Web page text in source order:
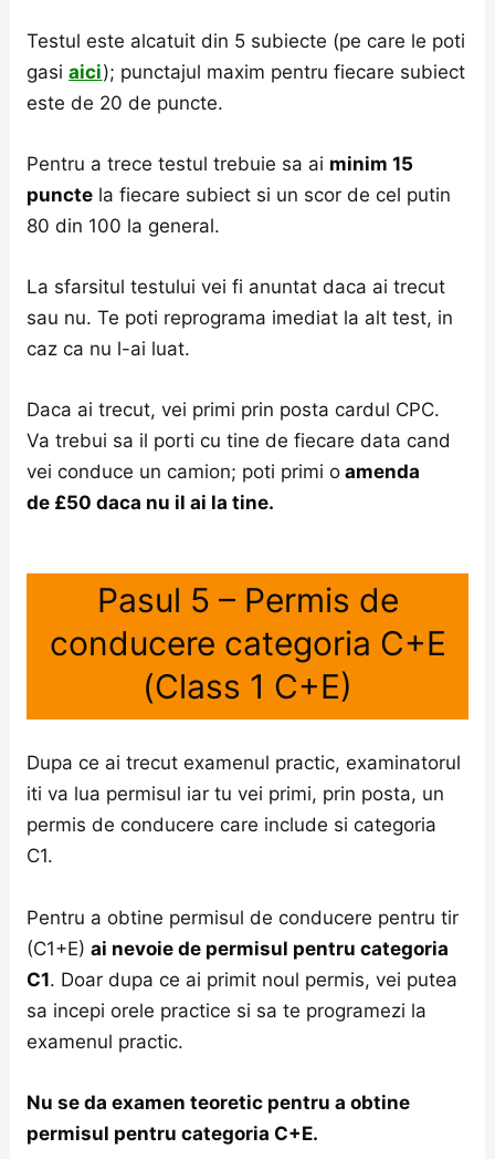
Testul este alcatuit din 5 subiecte (pe care le poti
gasiaici); punctajul maxim pentru fiecare subiect
este de 20 de puncte.
Pentru a trece testul trebuie sa ai minim 15
puncte la fiecare subiect si un scor de cel putin
80 din 100 la general.
La sfarsitul testului vei fi anuntat daca ai trecut
sau nu. Te poti reprograma imediat la alt test, in
caz ca nu l-ai luat.
Daca ai trecut, vei primi prin posta cardul CPC.
Va trebui sa il porti cu tine de fiecare data cand
vei conduce un camion; poti primi o amenda
de £50 daca nu il ai la tine.
Pasul 5 – Permis de
conducere categoria C+E
(Class 1 C+E)
Dupa ce ai trecut examenul practic, examinatorul
iti va lua permisul iar tu vei primi, prin posta, un
permis de conducere care include si categoria
C1.
Pentru a obtine permisul de conducere pentru tir
(C1+E)ai nevoie de permisul pentru categoria
C1. Doar dupa ce ai primit noul permis, vei putea
sa incepi orele practice si sa te programezi la
examenul practic.
Nu se da examen teoretic pentru a obtine
permisul pentru categoria C+E.